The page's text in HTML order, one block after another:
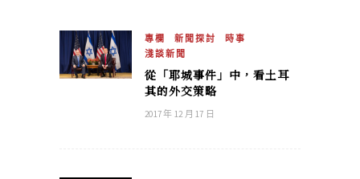
專欄 新聞探討
時事
淺談新聞
從「耶城事件」中，看土耳
其的外交策略
2017 年 12 月 17 日